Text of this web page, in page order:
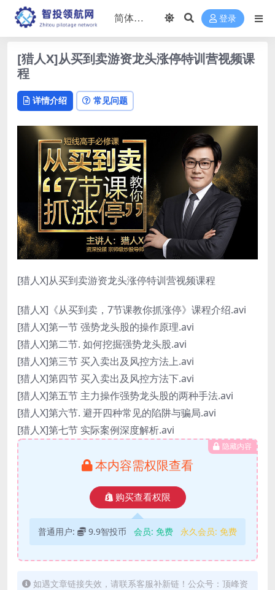
登录
[猎人X]从买到卖游资龙头涨停特训营视频课
程
详情介绍 常见问题
[猎人X]从买到卖游资龙头涨停特训营视频课程
[猎人X]《从买到卖，7节课教你抓涨停》课程介绍.avi
[猎人X]第一节 强势龙头股的操作原理.avi
[猎人X]第二节. 如何挖掘强势龙头股.avi
[猎人X]第三节 买入卖出及风控方法上.avi
[猎人X]第四节 买入卖出及风控方法下.avi
[猎人X]第五节 主力操作强势龙头股的两种手法.avi
[猎人X]第六节. 避开四种常见的陷阱与骗局.avi
[猎人X]第七节 实际案例深度解析.avi
隐藏内容
本内容需权限查看
购买查看权限
普通用户: 9.9智投币 会员: 免费 永久会员: 免费
如遇文章链接失效，请联系客服补新链！公众号：顶峰资